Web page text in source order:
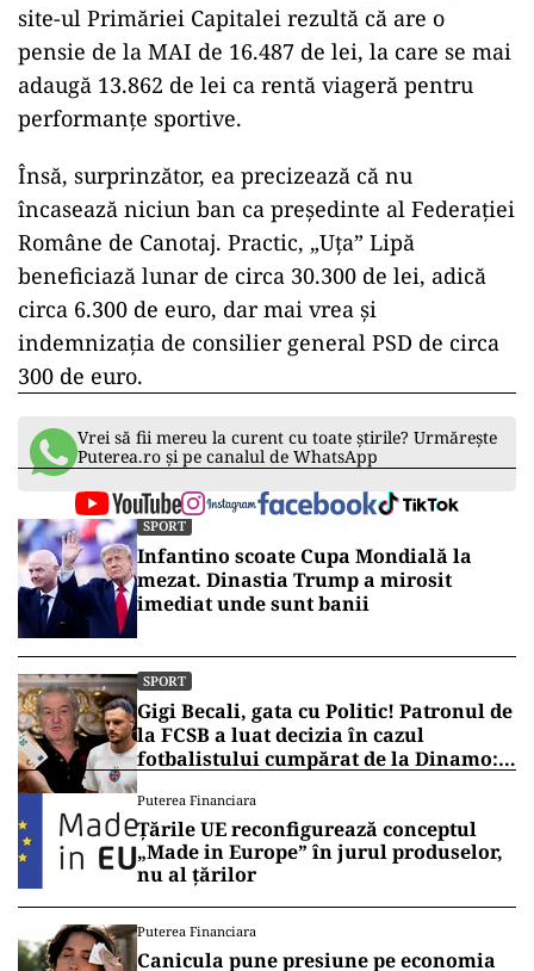
site-ul Primăriei Capitalei rezultă că are o
pensie de la MAI de 16.487 de lei, la care se mai
adaugă 13.862 de lei ca rentă viageră pentru
performanțe sportive.
Însă, surprinzător, ea precizează că nu
încasează niciun ban ca președinte al Federației
Române de Canotaj. Practic, „Uța” Lipă
beneficiază lunar de circa 30.300 de lei, adică
circa 6.300 de euro, dar mai vrea și
indemnizația de consilier general PSD de circa
300 de euro.
Vrei să fii mereu la curent cu toate știrile? Urmărește
Puterea.ro și pe canalul de WhatsApp
SPORT
Infantino scoate Cupa Mondială la
mezat. Dinastia Trump a mirosit
imediat unde sunt banii
SPORT
Gigi Becali, gata cu Politic! Patronul de
la FCSB a luat decizia în cazul
fotbalistului cumpărat de la Dinamo:
Puterea Financiara
Țările UE reconfigurează conceptul
„Made in Europe” în jurul produselor,
nu al țărilor
Puterea Financiara
Canicula pune presiune pe economia